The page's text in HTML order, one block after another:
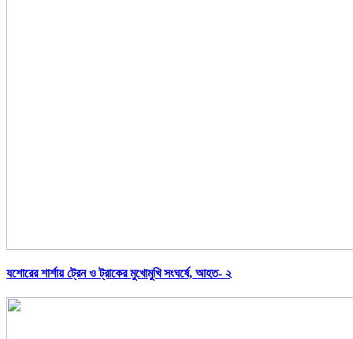
যশোরের শার্শায় ট্রেন ও ট্রাকের মুখোমুখি সংঘর্ষে, আহত- ২